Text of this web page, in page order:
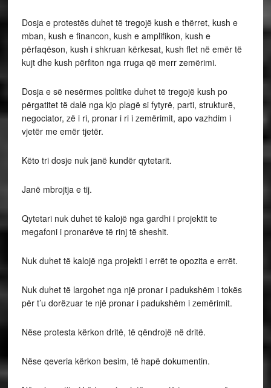
Dosja e protestës duhet të tregojë kush e thërret, kush e
mban, kush e financon, kush e amplifikon, kush e
përfaqëson, kush i shkruan kërkesat, kush flet në emër të
kujt dhe kush përfiton nga rruga që merr zemërimi.
Dosja e së nesërmes politike duhet të tregojë kush po
përgatitet të dalë nga kjo plagë si fytyrë, parti, strukturë,
negociator, zë i ri, pronar i ri i zemërimit, apo vazhdim i
vjetër me emër tjetër.
Këto tri dosje nuk janë kundër qytetarit.
Janë mbrojtja e tij.
Qytetari nuk duhet të kalojë nga gardhi i projektit te
megafoni i pronarëve të rinj të sheshit.
Nuk duhet të kalojë nga projekti i errët te opozita e errët.
Nuk duhet të largohet nga një pronar i padukshëm i tokës
për t’u dorëzuar te një pronar i padukshëm i zemërimit.
Nëse protesta kërkon dritë, të qëndrojë në dritë.
Nëse qeveria kërkon besim, të hapë dokumentin.